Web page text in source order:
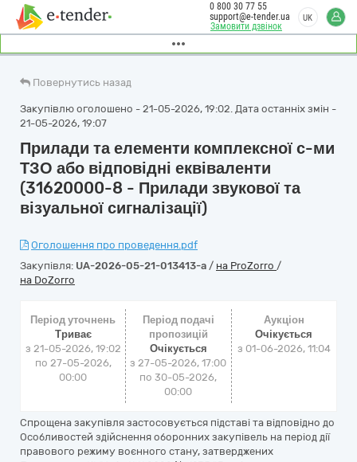
Замовити дзвінок
0 800 30 77 55
support@e-tender.ua
UK
Повернутись назад
Закупівлю оголошено - 21-05-2026, 19:02. Дата останніх змін -
21-05-2026, 19:07
Прилади та елементи комплексної с-ми
ТЗО або відповідні еквіваленти
(31620000-8 - Прилади звукової та
візуальної сигналізації)
Оголошення про проведення.pdf
Закупівля: UA-2026-05-21-013413-a / на ProZorro /
на DoZorro
Період уточнень
Триває
з 21-05-2026, 19:02
по 27-05-2026,
00:00
Період подачі
пропозицій
Очікується
з 27-05-2026, 17:00
по 30-05-2026,
00:00
Аукціон
Очікується
з 01-06-2026, 11:04
Спрощена закупівля застосовується підставі та відповідно до
Особливостей здійснення оборонних закупівель на період дії
правового режиму воєнного стану, затверджених